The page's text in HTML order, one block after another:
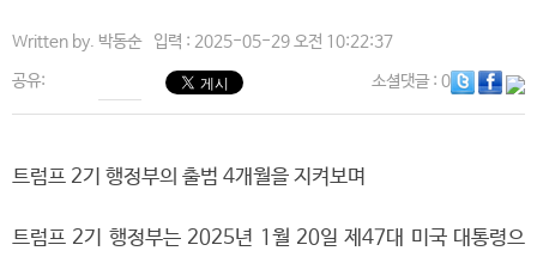
Written by. 박동순 입력 : 2025-05-29 오전 10:22:37
공유: 소셜댓글: 0
트럼프 2기 행정부의 출범 4개월을 지켜보며
트럼프 2기 행정부는 2025년 1월 20일 제47대 미국 대통령으